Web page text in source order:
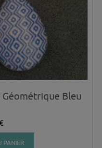
Bleu
PANIER